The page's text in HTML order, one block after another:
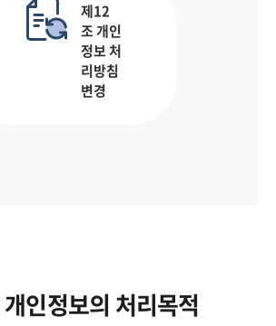
제12
조 개인
정보 처
리방침
변경
인정보의 처리목적